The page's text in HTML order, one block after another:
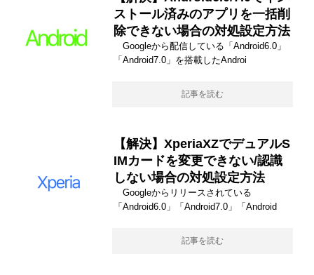
ストール済みのアプリを一括削
除できない場合の対処設定方法
Googleから配信している「Android6.0」
「Android7.0」を搭載したAndroi
記事を読む
【解決】XperiaXZでデュアルS
IMカードを変更できない/認識
しない場合の対処設定方法
Googleからリリースされている
「Android6.0」「Android7.0」「Android
記事を読む